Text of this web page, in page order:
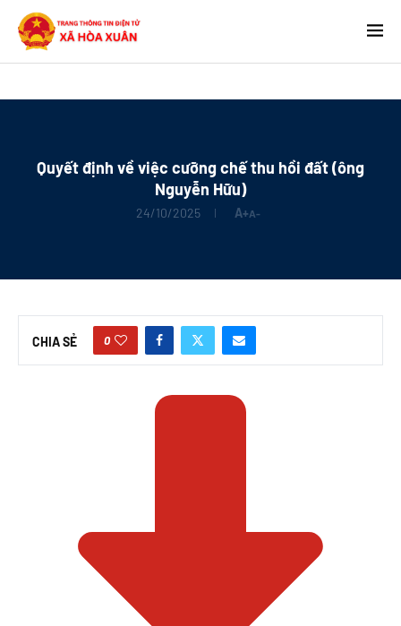
Quyết định về việc cưỡng chế thu hồi đất (ông
Nguyễn Hữu)
24/10/2025 A+A-
CHIA SẺ 0